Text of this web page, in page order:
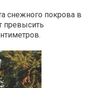
снежного покрова в
превысить